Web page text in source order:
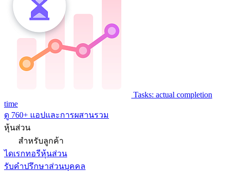
Tasks: actual completion
time
ดู 760+ แอปและการผสานรวม
หุ้นส่วน
สำหรับลูกค้า
ไดเรกทอรีหุ้นส่วน
รับคำปรึกษาส่วนบุคคล